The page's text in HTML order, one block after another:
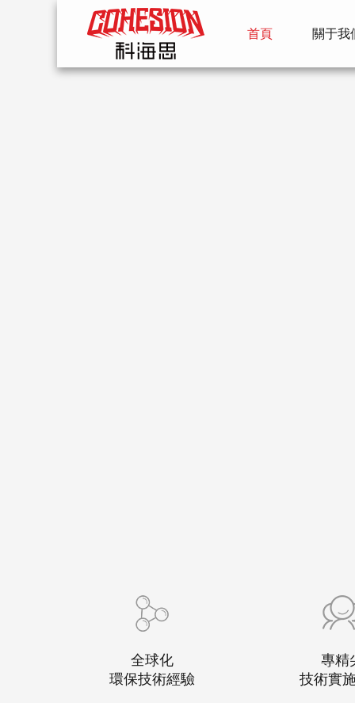
首頁 關于我
全球化
環保技術經驗
專精
技術實